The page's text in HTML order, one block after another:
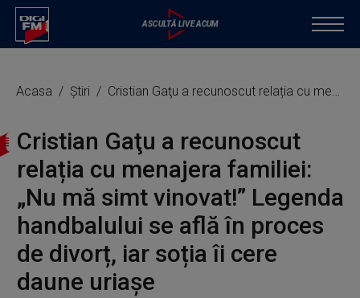
Acasa Știri Cristian Gaţu a recunoscut relația cu menajera familiei: „Nu mă simt vinovat!” Legenda handbalului se află în proces de divorț, iar soția îi cere daune uriașe
Cristian Gaţu a recunoscut
relația cu menajera familiei:
„Nu mă simt vinovat!” Legenda
handbalului se află în proces
de divorț, iar soția îi cere
daune uriașe